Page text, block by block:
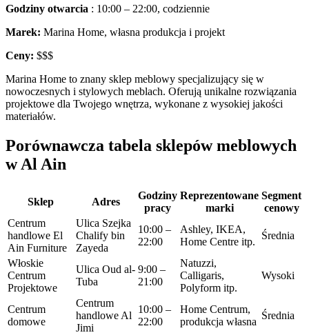
Godziny otwarcia : 10:00 – 22:00, codziennie
Marek: Marina Home, własna produkcja i projekt
Ceny: $$$
Marina Home to znany sklep meblowy specjalizujący się w
nowoczesnych i stylowych meblach. Oferują unikalne rozwiązania
projektowe dla Twojego wnętrza, wykonane z wysokiej jakości
materiałów.
Porównawcza tabela sklepów meblowych
w Al Ain
Sklep Adres
Godziny
pracy
Reprezentowane
marki
Segment
cenowy
Centrum
handlowe El
Ain Furniture
Ulica Szejka
Chalify bin
Zayeda
10:00 –
22:00
Ashley, IKEA,
Home Centre itp.
Średnia
Włoskie
Centrum
Projektowe
Ulica Oud al-
Tuba
9:00 –
21:00
Natuzzi,
Calligaris,
Polyform itp.
Wysoki
Centrum
domowe
Centrum
handlowe Al
Jimi
10:00 –
22:00
Home Centrum,
produkcja własna
Średnia